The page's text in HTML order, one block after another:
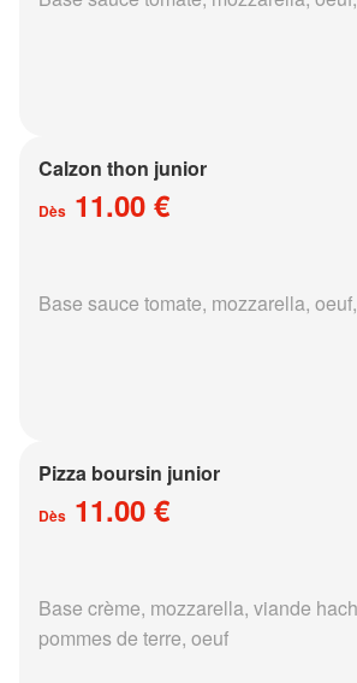
Calzon thon junior
Dès 11.00 €
Base sauce tomate, mozzarella,
Pizza boursin junior
Dès 11.00 €
Base crème, mozzarella, viande
pommes de terre, oeuf